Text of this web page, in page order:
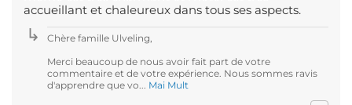
accueillant et chaleureux dans tous ses aspects.
Chère famille Ulveling,
Merci beaucoup de nous avoir fait part de votre
commentaire et de votre expérience. Nous sommes ravis
d'apprendre que vo... Mai Mult